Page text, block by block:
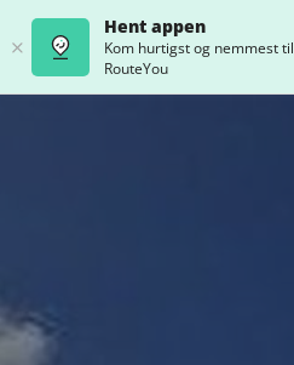
Hent appen
Kom hurtigst og nemmest til
RouteYou